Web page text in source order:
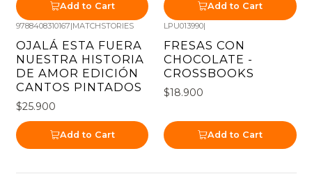
Add to Cart Add to Cart
9788408310167|MATCHSTORIES
OJALÁ ESTA FUERA
NUESTRA HISTORIA
DE AMOR EDICIÓN
CANTOS PINTADOS
$25.900
Add to Cart
LPU013990|
FRESAS CON
CHOCOLATE -
CROSSBOOKS
$18.900
Add to Cart